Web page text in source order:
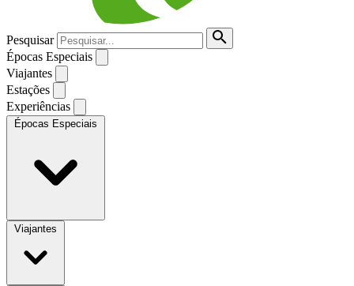
Pesquisar
Épocas Especiais
Viajantes
Estações
Experiências
Épocas Especiais
Viajantes